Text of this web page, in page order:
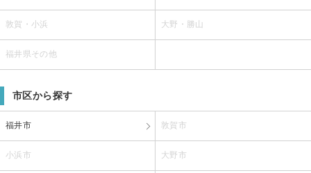
敦賀・小浜 大野・勝山
福井県その他
市区から探す
福井市 敦賀市
小浜市 大野市